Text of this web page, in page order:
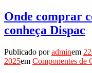
Onde comprar
conheça Dispac
Publicado poradminem
2025em Componentes de